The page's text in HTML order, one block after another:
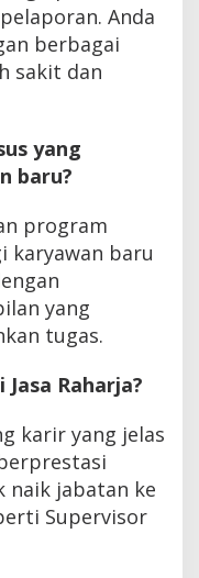
Anda
berbagai
sakit dan
yang
baru?
program
karyawan baru
yang
tugas.
Raharja?
karir yang jelas
naik jabatan ke
Supervisor